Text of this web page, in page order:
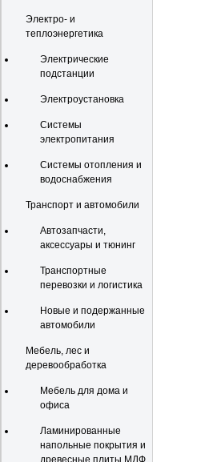
Электро- и
теплоэнергетика
Электрические
подстанции
Электроустановка
Системы
электропитания
Системы отопления и
водоснабжения
Транспорт и автомобили
Автозапчасти,
аксессуары и тюнинг
Транспортные
перевозки и логистика
Новые и подержанные
автомобили
Мебель, лес и
деревообработка
Мебель для дома и
офиса
Ламинированные
напольные покрытия и
древесные плиты МДФ,